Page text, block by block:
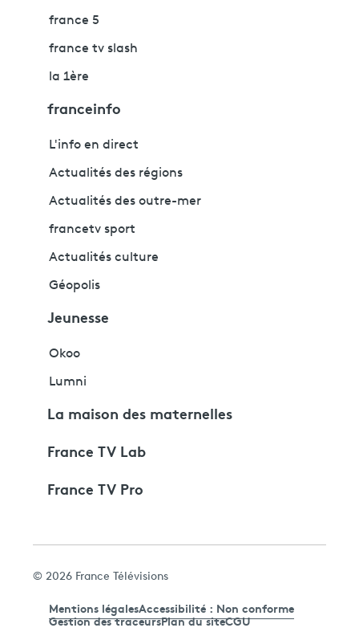
france 5
france tv slash
la 1ère
franceinfo
L'info en direct
Actualités des régions
Actualités des outre-mer
francetv sport
Actualités culture
Géopolis
Jeunesse
Okoo
Lumni
La maison des maternelles
France TV Lab
France TV Pro
© 2026 France Télévisions
Mentions légalesAccessibilité : Non conforme
Gestion des traceursPlan du siteCGU